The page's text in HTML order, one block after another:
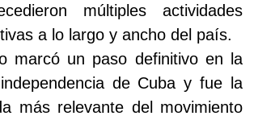
múltiples actividades
a lo largo y ancho del país.
marcó un paso definitivo en la
de Cuba y fue la
más relevante del movimiento